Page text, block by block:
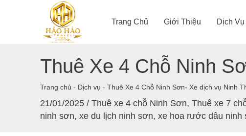
Trang Chủ Giới Thiệu Dịch
Thuê Xe 4 Chỗ Ninh
Trang chủ - Dịch vụ - Thuê Xe 4 Chỗ Ninh Sơn- Xe dịch vụ Ninh
21/01/2025 / Thuê xe 4 chỗ Ninh Sơn, Thuê xe 7
ninh sơn, xe du lịch ninh sơn, xe hoa rước dâu ninh